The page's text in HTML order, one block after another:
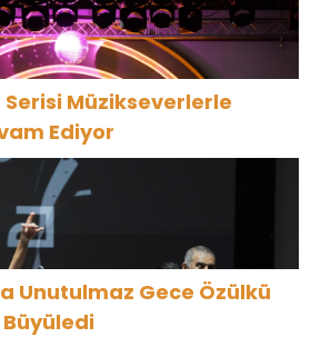
Müzikseverlerle
Ediyor
Gece Özülkü